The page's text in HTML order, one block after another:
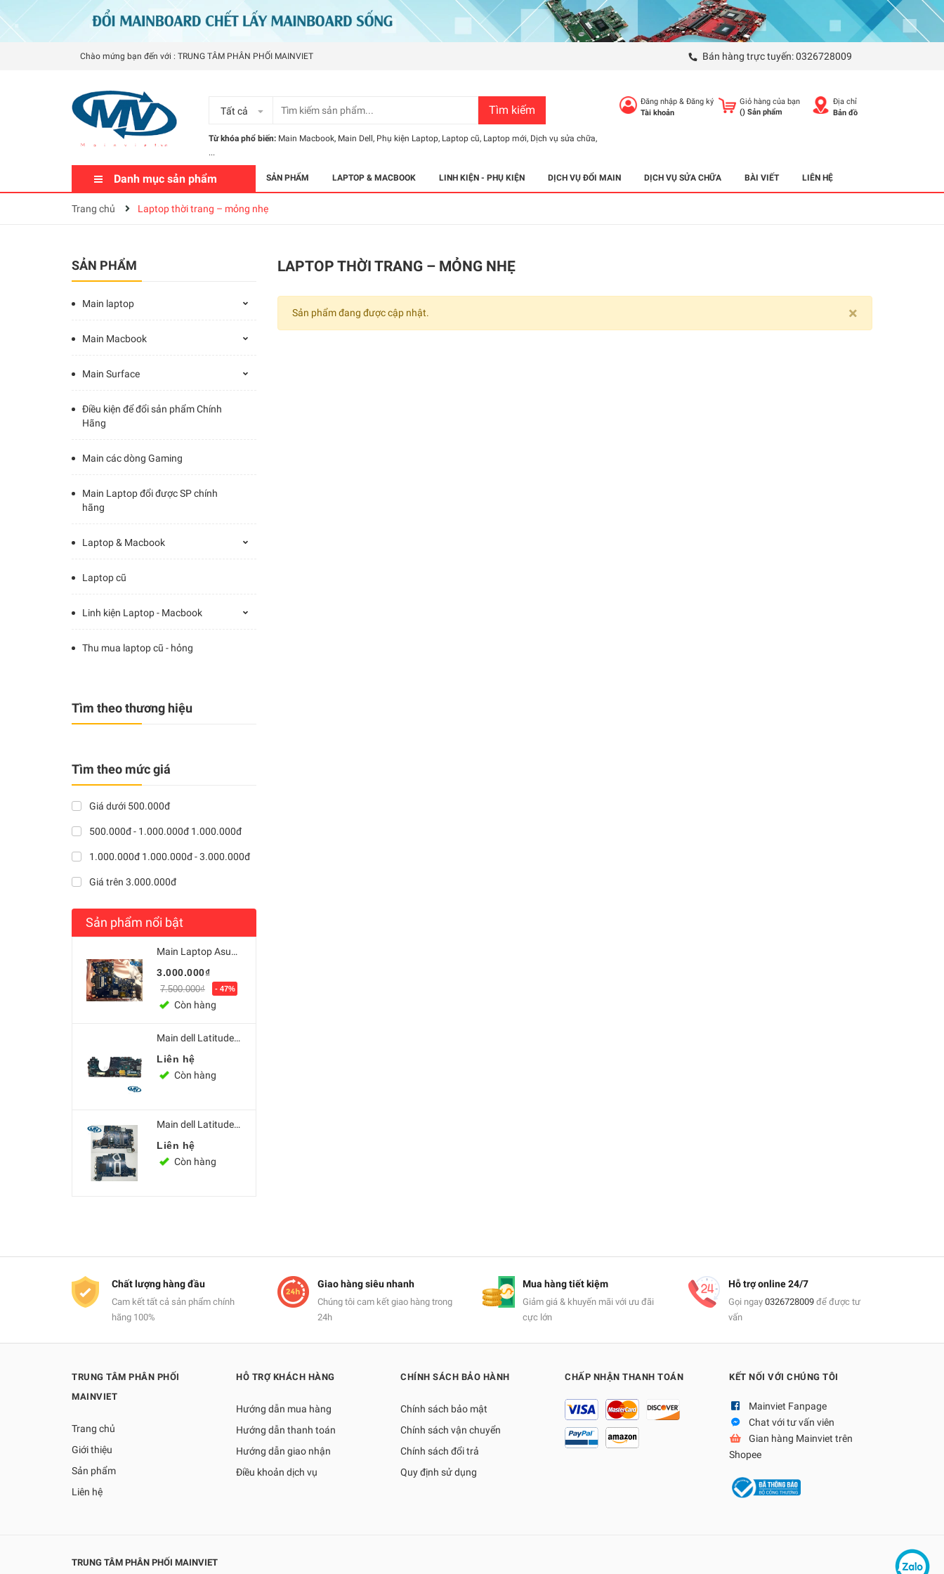
Chào mứng bạn đến với : TRUNG TÂM PHÂN PHỐI MAINVIET Bán hàng trực tuyến:0326728009
Tất cả Tìm kiếm
Từ khóa phổ biến: Main Macbook, Main Dell, Phụ kiện Laptop, Laptop cũ, Laptop mới, Dịch vụ sửa chữa,
...
Đăng nhập & Đăng ký
Tài khoản
Giỏ hàng của bạn
() Sản phẩm
Địa chỉ
Bản đồ
Danh mục sản phẩm SẢN PHẨM LAPTOP & MACBOOK LINH KIỆN - PHỤ KIỆN DỊCH VỤ ĐỔI MAIN DỊCH VỤ SỬA CHỮA BÀI VIẾT LIÊN HỆ
Trang chủ Laptop thời trang – mỏng nhẹ
SẢN PHẨM
Main laptop
Main Macbook
Main Surface
Điều kiện để đổi sản phẩm Chính
Hãng
Main các dòng Gaming
Main Laptop đổi được SP chính
hãng
Laptop & Macbook
Laptop cũ
Linh kiện Laptop - Macbook
Thu mua laptop cũ - hỏng
Tìm theo thương hiệu
Tìm theo mức giá
Giá dưới 500.000đ
500.000đ - 1.000.000đ 1.000.000đ
1.000.000đ 1.000.000đ - 3.000.000đ
Giá trên 3.000.000đ
Sản phẩm nổi bật
Main Laptop Asus GL552 GL552V CPU i5/i7 6th GL5...
3.000.000₫
7.500.000₫ - 47%
Còn hàng
Main dell Latitude E5580 i7 7820HQ LA-E151P
Liên hệ
Còn hàng
Main dell Latitude 3490 3590 intel Core i7-8550U
Liên hệ
Còn hàng
LAPTOP THỜI TRANG – MỎNG NHẸ
×
Sản phẩm đang được cập nhật.
Chất lượng hàng đầu
Cam kết tất cả sản phẩm chính
hãng 100%
Giao hàng siêu nhanh
Chúng tôi cam kết giao hàng trong
24h
Mua hàng tiết kiệm
Giảm giá & khuyến mãi với ưu đãi
cực lớn
Hỗ trợ online 24/7
Gọi ngay 0326728009để được tư
vấn
TRUNG TÂM PHÂN PHỐI
MAINVIET
Trang chủ
Giới thiệu
Sản phẩm
Liên hệ
HỖ TRỢ KHÁCH HÀNG
Hướng dẫn mua hàng
Hướng dẫn thanh toán
Hướng dẫn giao nhận
Điều khoản dịch vụ
CHÍNH SÁCH BẢO HÀNH
Chính sách bảo mật
Chính sách vận chuyển
Chính sách đổi trả
Quy định sử dụng
CHẤP NHẬN THANH TOÁN KẾT NỐI VỚI CHÚNG TÔI
Mainviet Fanpage
Chat với tư vấn viên
Gian hàng Mainviet trên
Shopee
TRUNG TÂM PHÂN PHỐI MAINVIET